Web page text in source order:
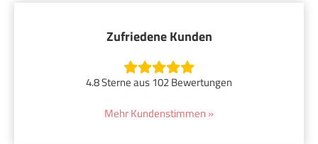
Zufriedene Kunden
4.8 Sterne aus 102 Bewertungen
Mehr Kundenstimmen »